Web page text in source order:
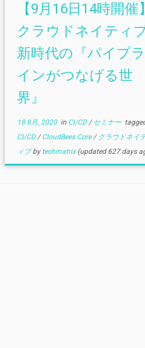
【9月16日14時開催】
クラウドネイティ
新時代の『パイプラ
インがつなげる世
界』
18 8月, 2020in CI/CD/ セミナー
CI/CD/CloudBees Core/ クラウドネイ
ィブby techmatrix(updated 627 days